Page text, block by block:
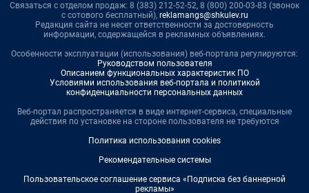
Связаться с отделом продаж: 8 (383) 212-52-52, 8 (800) 200-03-83 (звонок
с сотового бесплатный), reklamangs@shkulev.ru
Редакция сайта не несет ответственности за достоверность
информации, содержащейся в рекламных объявлениях.
Особенности эксплуатации (использования) веб-портала регулируются:
Руководством пользователя
Описанием функциональных характеристик ПО
Условиями использования веб-портала и политикой
конфиденциальности персональных данных
Веб-портал распространяется в виде интернет-сервиса, специальные
действия по установке на стороне пользователя не требуются
Политика использования cookies
Рекомендательные системы
Пользовательское соглашение сервиса «Подписка без баннерной
рекламы»